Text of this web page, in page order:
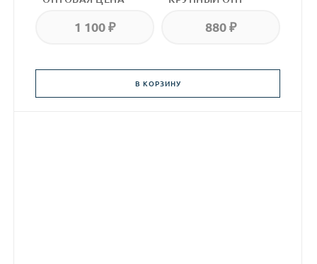
1 100 ₽ 880 ₽
В КОРЗИНУ